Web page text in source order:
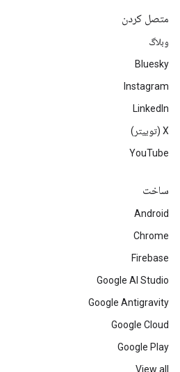
متصل کردن
وبلاگ
Bluesky
Instagram
LinkedIn
‫X (توییتر)
YouTube
ساخت
Android
Chrome
Firebase
Google AI Studio
Google Antigravity
Google Cloud
Google Play
View all